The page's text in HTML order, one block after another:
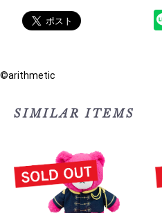
©arithmetic
SIMILAR ITEMS